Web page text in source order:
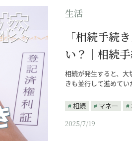
生活
「相続手続
い？｜相続
相続が発生すると、
きも並行して進めて
相続 マネー
2025/7/19